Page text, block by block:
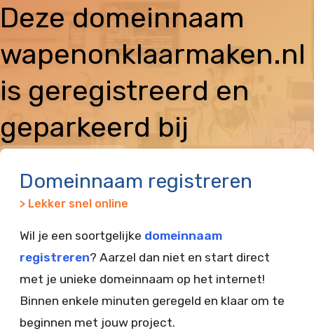
Deze domeinnaam
wapenonklaarmaken.nl
is geregistreerd en
geparkeerd bij
Domeinnaam registreren
> Lekker snel online
Wil je een soortgelijke domeinnaam
registreren? Aarzel dan niet en start direct
met je unieke domeinnaam op het internet!
Binnen enkele minuten geregeld en klaar om te
beginnen met jouw project.